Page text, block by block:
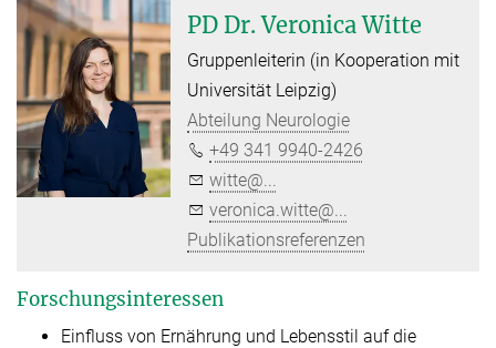
PD Dr. Veronica Witte
Gruppenleiterin (in Kooperation mit
Universität Leipzig)
Abteilung Neurologie
+49 341 9940-2426
witte@...
veronica.witte@...
Publikationsreferenzen
Forschungsinteressen
Einfluss von Ernährung und Lebensstil auf die